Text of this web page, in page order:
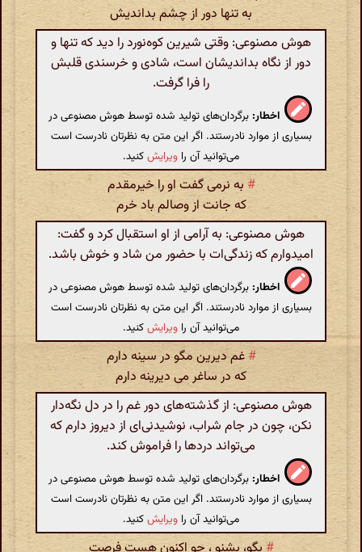
به تنها دور از چشم بداندیش
هوش مصنوعی: وقتی شیرین کوه‌نورد را دید که تنها و
دور از نگاه بداندیشان است، شادی و خرسندی قلبش
را فرا گرفت.
اخطار: برگردان‌های تولید شده توسط هوش مصنوعی در
بسیاری از موارد نادرستند. اگر این متن به نظرتان نادرست است
می‌توانید آن را ویرایشکنید.
# به نرمی گفت او را خیرمقدم
که جانت از وصالم باد خرم
هوش مصنوعی: به آرامی از او استقبال کرد و گفت:
امیدوارم که زندگی‌ات با حضور من شاد و خوش باشد.
اخطار: برگردان‌های تولید شده توسط هوش مصنوعی در
بسیاری از موارد نادرستند. اگر این متن به نظرتان نادرست است
می‌توانید آن را ویرایشکنید.
# غم دیرین مگو در سینه دارم
که در ساغر می دیرینه دارم
هوش مصنوعی: از گذشته‌های دور غم را در دل نگه‌دار
نکن، چون در جام شراب، نوشیدنی‌ای از دیروز دارم که
می‌تواند دردها را فراموش کند.
اخطار: برگردان‌های تولید شده توسط هوش مصنوعی در
بسیاری از موارد نادرستند. اگر این متن به نظرتان نادرست است
می‌توانید آن را ویرایشکنید.